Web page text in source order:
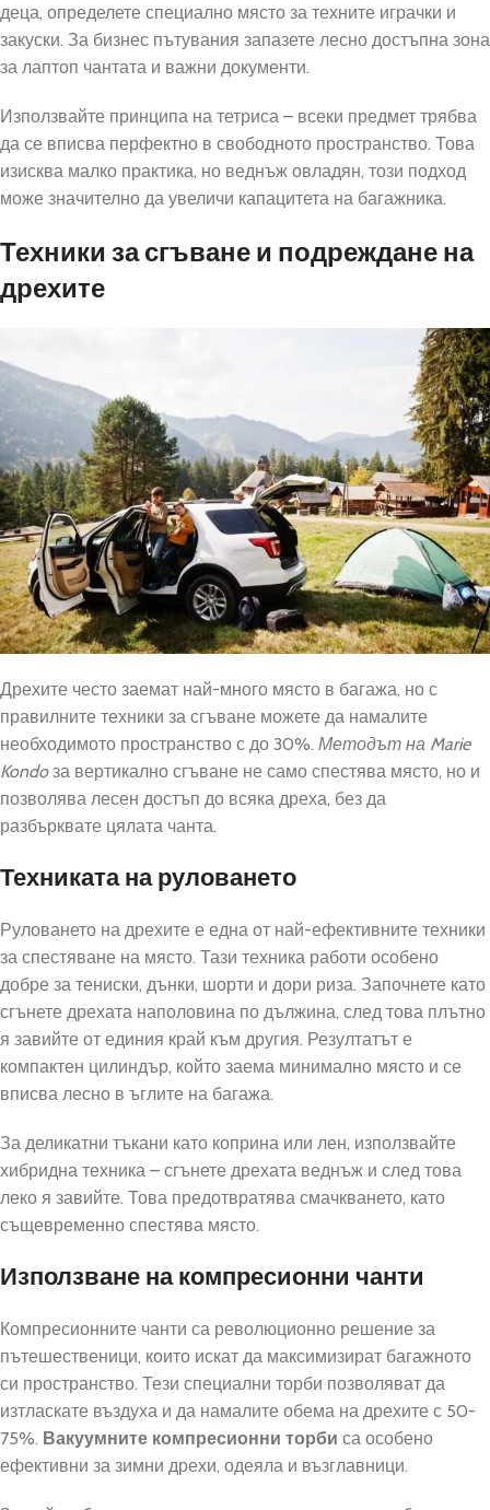
деца, определете специално място за техните играчки и
закуски. За бизнес пътувания запазете лесно достъпна зона
за лаптоп чантата и важни документи.
Използвайте принципа на тетриса – всеки предмет трябва
да се вписва перфектно в свободното пространство. Това
изисква малко практика, но веднъж овладян, този подход
може значително да увеличи капацитета на багажника.
Техники за сгъване и подреждане на
дрехите
Дрехите често заемат най-много място в багажа, но с
правилните техники за сгъване можете да намалите
необходимото пространство с до 30%. Методът на Marie
Kondoза вертикално сгъване не само спестява място, но и
позволява лесен достъп до всяка дреха, без да
разбърквате цялата чанта.
Техниката на руловането
Руловането на дрехите е една от най-ефективните техники
за спестяване на място. Тази техника работи особено
добре за тениски, дънки, шорти и дори риза. Започнете като
сгънете дрехата наполовина по дължина, след това плътно
я завийте от единия край към другия. Резултатът е
компактен цилиндър, който заема минимално място и се
вписва лесно в ъглите на багажа.
За деликатни тъкани като коприна или лен, използвайте
хибридна техника – сгънете дрехата веднъж и след това
леко я завийте. Това предотвратява смачкването, като
същевременно спестява място.
Използване на компресионни чанти
Компресионните чанти са революционно решение за
пътешественици, които искат да максимизират багажното
си пространство. Тези специални торби позволяват да
изтласкате въздуха и да намалите обема на дрехите с 50-
75%. Вакуумните компресионни торби са особено
ефективни за зимни дрехи, одеяла и възглавници.